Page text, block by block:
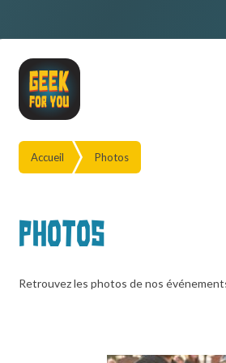
Accueil Photos
Photos
Retrouvez les photos de nos